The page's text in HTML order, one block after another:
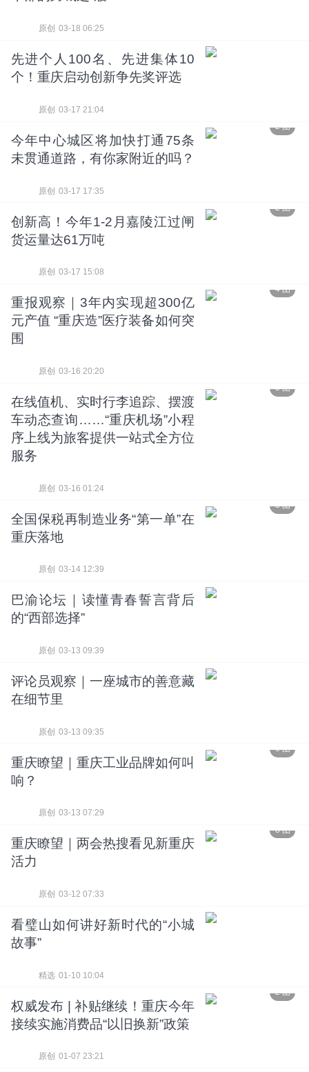
03-18 06:25
原创
先进个人100名、先进集体10
个！重庆启动创新争先奖评选
03-17 21:04
原创
2 图
今年中心城区将加快打通75条
未贯通道路，有你家附近的吗？
03-17 17:35
原创
2 图
创新高！今年1-2月嘉陵江过闸
货运量达61万吨
03-17 15:08
原创
4 图
重报观察｜3年内实现超300亿
元产值 “重庆造”医疗装备如何突
围
03-16 20:20
原创
3 图
在线值机、实时行李追踪、摆渡
车动态查询……“重庆机场”小程
序上线为旅客提供一站式全方位
服务
03-16 01:24
原创
3 图
全国保税再制造业务“第一单”在
重庆落地
03-14 12:39
原创
巴渝论坛｜读懂青春誓言背后
的“西部选择”
03-13 09:39
原创
评论员观察｜一座城市的善意藏
在细节里
03-13 09:35
原创
6 图
重庆瞭望｜重庆工业品牌如何叫
响？
03-13 07:29
原创
8 图
重庆瞭望｜两会热搜看见新重庆
活力
03-12 07:33
原创
看璧山如何讲好新时代的“小城
故事”
01-10 10:04
精选
2 图
权威发布 | 补贴继续！重庆今年
接续实施消费品“以旧换新”政策
01-07 23:21
原创